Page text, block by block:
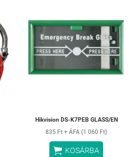
Hikvision DS-K7PEB GLASS/EN
835 Ft + ÁFA (1 060 Ft)
 KOSÁRBA